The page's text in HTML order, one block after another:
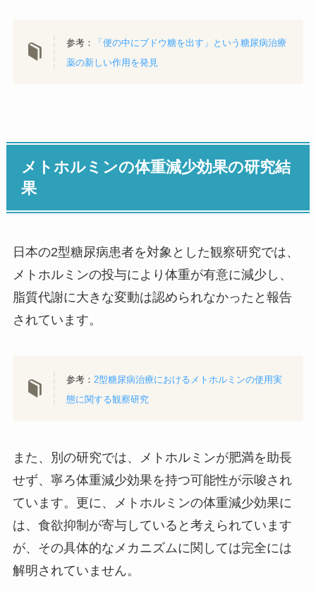
参考：
「便の中にブドウ糖を出す」という糖尿病治療
薬の新しい作用を発見
メトホルミンの体重減少効果の研究結
果
日本の2型糖尿病患者を対象とした観察研究では、
メトホルミンの投与により体重が有意に減少し、
脂質代謝に大きな変動は認められなかったと報告
されています。
参考：2型糖尿病治療におけるメトホルミンの使用実
態に関する観察研究
また、別の研究では、メトホルミンが肥満を助長
せず、寧ろ体重減少効果を持つ可能性が示唆され
ています。更に、メトホルミンの体重減少効果に
は、食欲抑制が寄与していると考えられています
が、その具体的なメカニズムに関しては完全には
解明されていません。